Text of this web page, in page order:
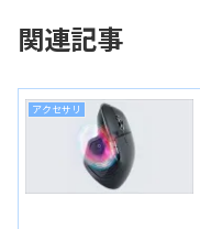
関連記事
アクセサリ